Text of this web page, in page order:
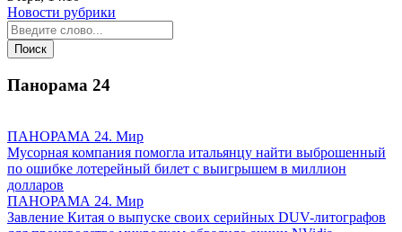
Новости рубрики
Панорама 24
ПАНОРАМА 24. Мир
Мусорная компания помогла итальянцу найти выброшенный
по ошибке лотерейный билет с выигрышем в миллион
долларов
ПАНОРАМА 24. Мир
Завление Китая о выпуске своих серийных DUV-литографов